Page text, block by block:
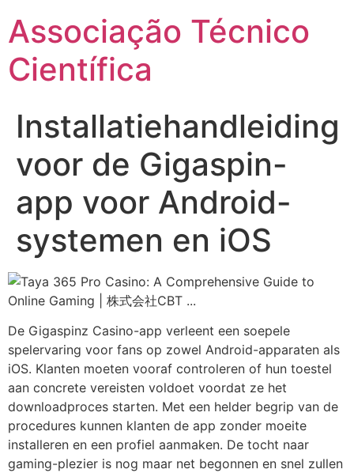
para
conteúdo
Associação Técnico
Científica
Installatiehandleiding
voor de Gigaspin-
app voor Android-
systemen en iOS
De Gigaspinz Casino-app verleent een soepele
spelervaring voor fans op zowel Android-apparaten als
iOS. Klanten moeten vooraf controleren of hun toestel
aan concrete vereisten voldoet voordat ze het
downloadproces starten. Met een helder begrip van de
procedures kunnen klanten de app zonder moeite
installeren en een profiel aanmaken. De tocht naar
gaming-plezier is nog maar net begonnen en snel zullen